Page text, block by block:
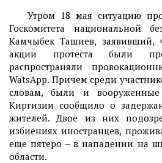
Утром 18 мая ситуацию
Госкомитета национальной
Камчыбек Ташиев, заявивший,
акции протеста были
распространяли
WatsApp. Причем среди
словам, были и
Киргизии сообщило о
жителей. Двое из них
избиениях иностранцев,
еще пятеро – в нападении на
области.